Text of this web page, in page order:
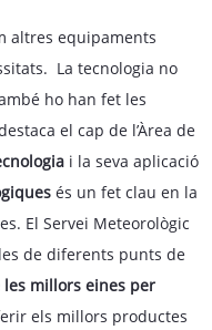
altres equipaments
La tecnologia no
ho han fet les
el cap de l’Àrea de
i la seva aplicació
és un fet clau en la
El Servei Meteorològic
de diferents punts de
millors eines per
els millors productes